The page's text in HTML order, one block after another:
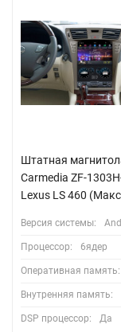
Штатная
Carmedia ZF-
Lexus LS 460
Версия системы:
Процессор: 6ядер
Оперативная память:
Внутренняя память:
DSP процессор: Да